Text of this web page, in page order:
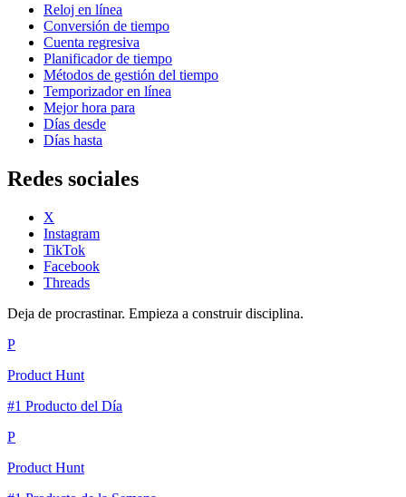
Reloj en línea
Conversión de tiempo
Cuenta regresiva
Planificador de tiempo
Métodos de gestión del tiempo
Temporizador en línea
Mejor hora para
Días desde
Días hasta
Redes sociales
X
Instagram
TikTok
Facebook
Threads
Deja de procrastinar. Empieza a construir disciplina.
P
Product Hunt
#1 Producto del Día
P
Product Hunt